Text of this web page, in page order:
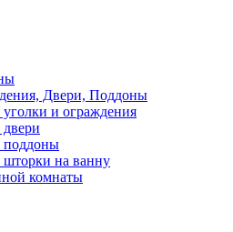
Двери, Поддоны
и ограждения
на ванну
комнаты